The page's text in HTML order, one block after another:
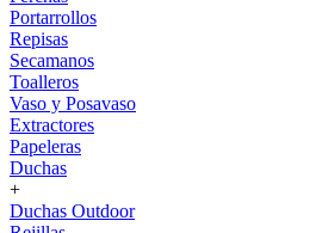
Portarrollos
Repisas
Secamanos
Toalleros
Vaso y Posavaso
Extractores
Papeleras
Duchas
+
Duchas Outdoor